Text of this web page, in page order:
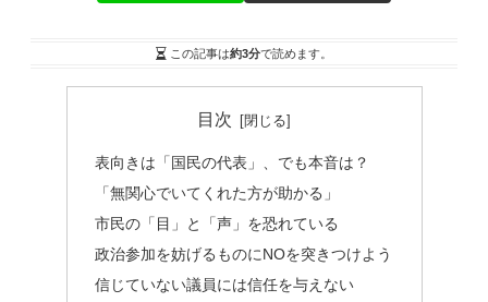
この記事は約3分で読めます。
目次
表向きは「国民の代表」、でも本音は？
「無関心でいてくれた方が助かる」
市民の「目」と「声」を恐れている
政治参加を妨げるものにNOを突きつけよう
信じていない議員には信任を与えない